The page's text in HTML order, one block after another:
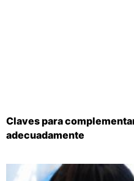
Claves para
adecuadamente